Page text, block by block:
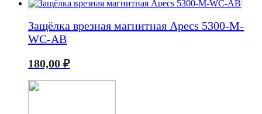
Защёлка врезная магнитная Apecs 5300-M-
WC-AB
180,00 ₽